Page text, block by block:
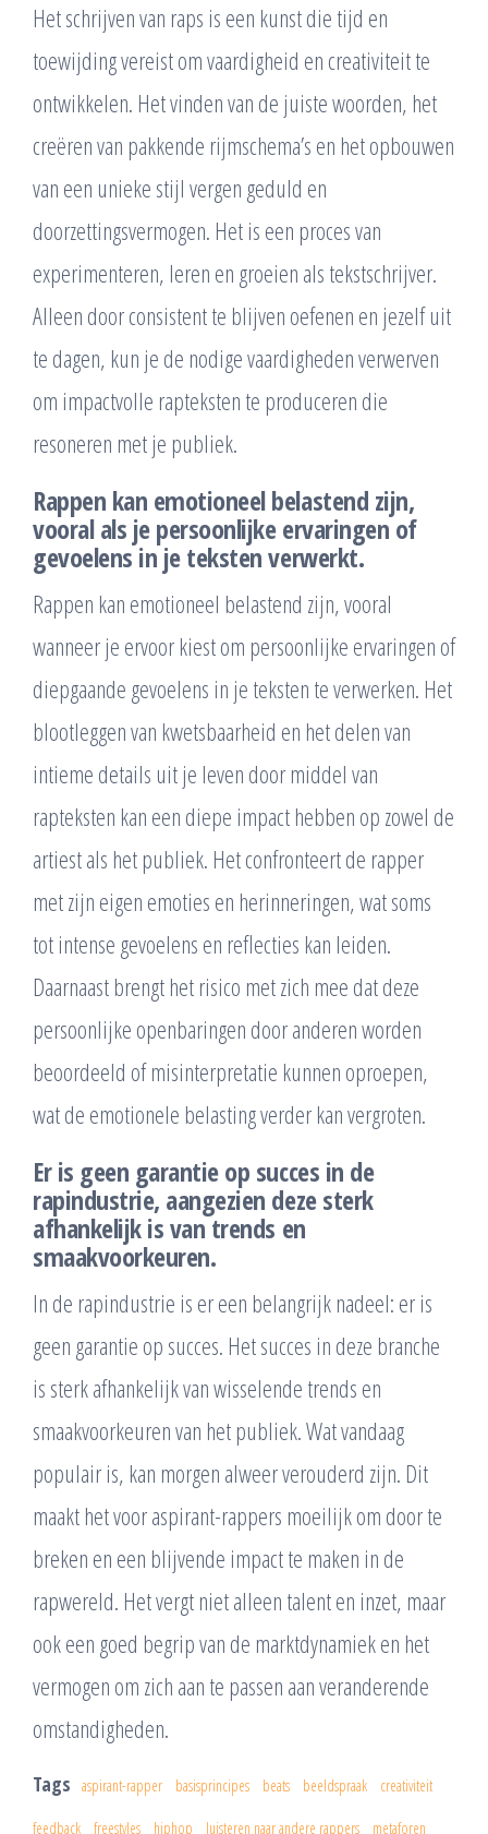
Het schrijven van raps is een kunst die tijd en
toewijding vereist om vaardigheid en creativiteit te
ontwikkelen. Het vinden van de juiste woorden, het
creëren van pakkende rijmschema’s en het opbouwen
van een unieke stijl vergen geduld en
doorzettingsvermogen. Het is een proces van
experimenteren, leren en groeien als tekstschrijver.
Alleen door consistent te blijven oefenen en jezelf uit
te dagen, kun je de nodige vaardigheden verwerven
om impactvolle rapteksten te produceren die
resoneren met je publiek.
Rappen kan emotioneel belastend zijn,
vooral als je persoonlijke ervaringen of
gevoelens in je teksten verwerkt.
Rappen kan emotioneel belastend zijn, vooral
wanneer je ervoor kiest om persoonlijke ervaringen of
diepgaande gevoelens in je teksten te verwerken. Het
blootleggen van kwetsbaarheid en het delen van
intieme details uit je leven door middel van
rapteksten kan een diepe impact hebben op zowel de
artiest als het publiek. Het confronteert de rapper
met zijn eigen emoties en herinneringen, wat soms
tot intense gevoelens en reflecties kan leiden.
Daarnaast brengt het risico met zich mee dat deze
persoonlijke openbaringen door anderen worden
beoordeeld of misinterpretatie kunnen oproepen,
wat de emotionele belasting verder kan vergroten.
Er is geen garantie op succes in de
rapindustrie, aangezien deze sterk
afhankelijk is van trends en
smaakvoorkeuren.
In de rapindustrie is er een belangrijk nadeel: er is
geen garantie op succes. Het succes in deze branche
is sterk afhankelijk van wisselende trends en
smaakvoorkeuren van het publiek. Wat vandaag
populair is, kan morgen alweer verouderd zijn. Dit
maakt het voor aspirant-rappers moeilijk om door te
breken en een blijvende impact te maken in de
rapwereld. Het vergt niet alleen talent en inzet, maar
ook een goed begrip van de marktdynamiek en het
vermogen om zich aan te passen aan veranderende
omstandigheden.
Tags aspirant-rapper basisprincipes beats beeldspraak creativiteit
feedback freestyles hiphop luisteren naar andere rappers metaforen